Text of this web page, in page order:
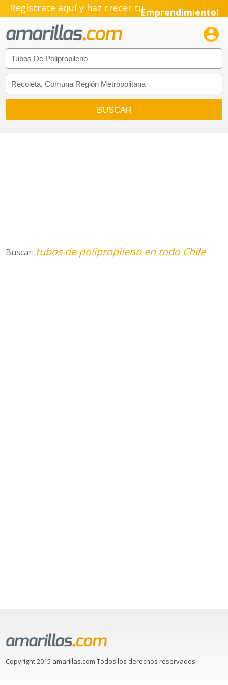
Regístrate aquí y haz crecer tuEmprendimiento!

Buscar: tubos de polipropileno en todo Chile
Copyright 2015 amarillas.com Todos los derechos reservados.